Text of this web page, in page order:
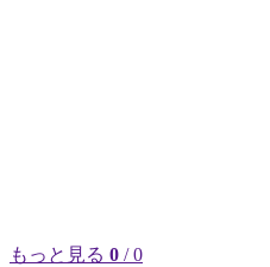
もっと見る 0 / 0